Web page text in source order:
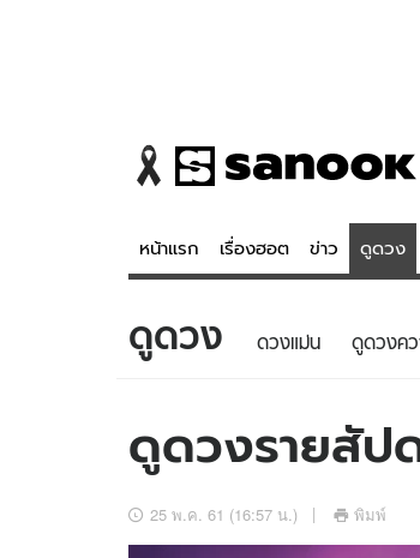
หน้าแรก เรื่องฮอต ข่าว ดูดวง
ข่าว
ข่าวบันเทิง
ดูดวง ดวงแม่น ดูดวงค
ดูดวงรายสัป
25 พ.ค. 61 (16:57 น.) พิมพ์